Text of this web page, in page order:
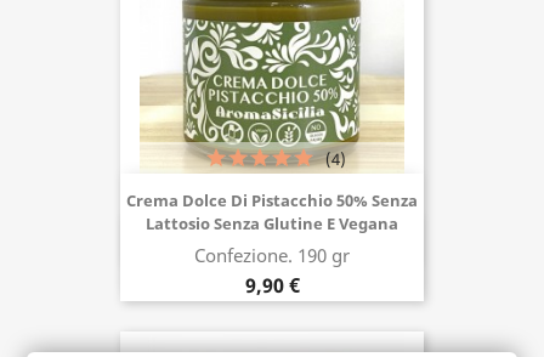
Crema Dolce Di Pistacchio 50% Senza
Lattosio Senza Glutine E Vegana
Confezione. 190 gr
9,90 €
(4)